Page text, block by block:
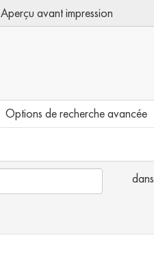
Aperçu avant impression
Options de recherche avancée
dans